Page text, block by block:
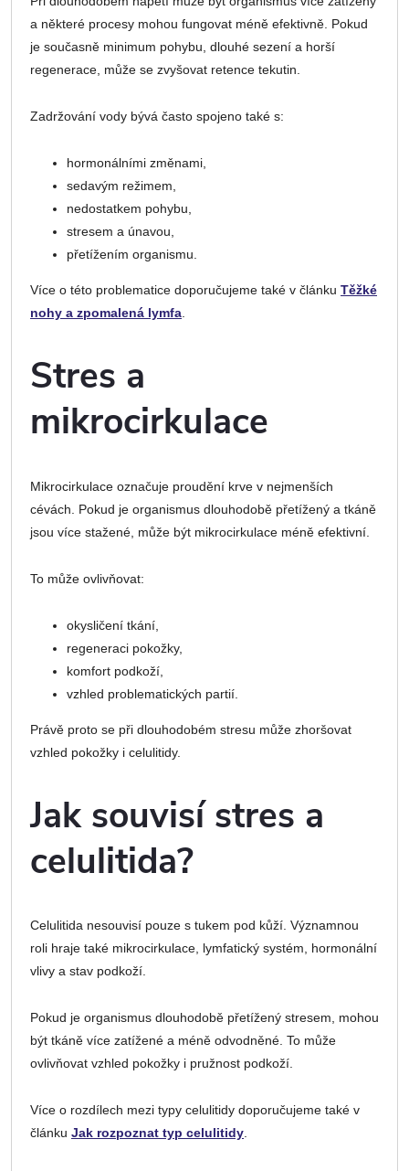
a některé procesy mohou fungovat méně efektivně. Pokud
je současně minimum pohybu, dlouhé sezení a horší
regenerace, může se zvyšovat retence tekutin.
Zadržování vody bývá často spojeno také s:
hormonálními změnami,
sedavým režimem,
nedostatkem pohybu,
stresem a únavou,
přetížením organismu.
Více o této problematice doporučujeme také v článku Těžké
nohy a zpomalená lymfa
Stres a
mikrocirkulace
Mikrocirkulace označuje proudění krve v nejmenších
cévách. Pokud je organismus dlouhodobě přetížený a tkáně
jsou více stažené, může být mikrocirkulace méně efektivní.
To může ovlivňovat:
okysličení tkání,
regeneraci pokožky,
komfort podkoží,
vzhled problematických partií.
Právě proto se při dlouhodobém stresu může zhoršovat
vzhled pokožky i celulitidy.
Jak souvisí stres a
celulitida?
Celulitida nesouvisí pouze s tukem pod kůží. Významnou
roli hraje také mikrocirkulace, lymfatický systém, hormonální
vlivy a stav podkoží.
Pokud je organismus dlouhodobě přetížený stresem, mohou
být tkáně více zatížené a méně odvodněné. To může
ovlivňovat vzhled pokožky i pružnost podkoží.
Více o rozdílech mezi typy celulitidy doporučujeme také v
článku Jak rozpoznat typ celulitidy.